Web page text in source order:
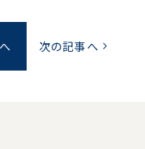
次の記事へ chevron_right